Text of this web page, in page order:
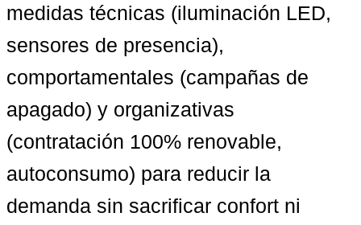
medidas técnicas (iluminación LED,
sensores de presencia),
comportamentales (campañas de
apagado) y organizativas
(contratación 100% renovable,
autoconsumo) para reducir la
demanda sin sacrificar confort ni